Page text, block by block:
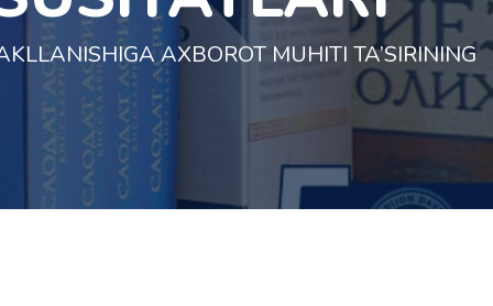
AXBOROT MUHІTІ TA’SІRІNІNG